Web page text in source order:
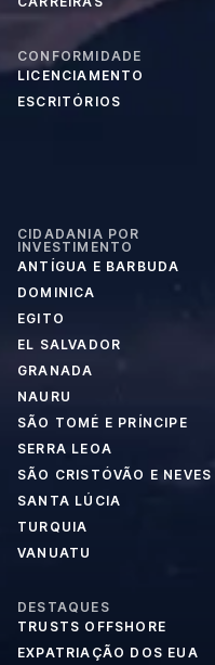
CONFORMIDADE
LICENCIAMENTO
ESCRITÓRIOS
CIDADANIA POR
INVESTIMENTO
ANTÍGUA E BARBUDA
DOMINICA
EGITO
EL SALVADOR
GRANADA
NAURU
SÃO TOMÉ E PRÍNCIPE
SERRA LEOA
SÃO CRISTÓVÃO E NEVES
SANTA LÚCIA
TURQUIA
VANUATU
DESTAQUES
TRUSTS OFFSHORE
EXPATRIAÇÃO DOS EUA